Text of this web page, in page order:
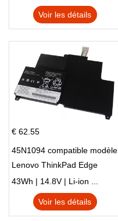
Voir les détails
€ 62.55
45N1094 compatible modèle
Lenovo ThinkPad Edge
S230u Twist
43Wh | 14.8V | Li-ion ...
Voir les détails